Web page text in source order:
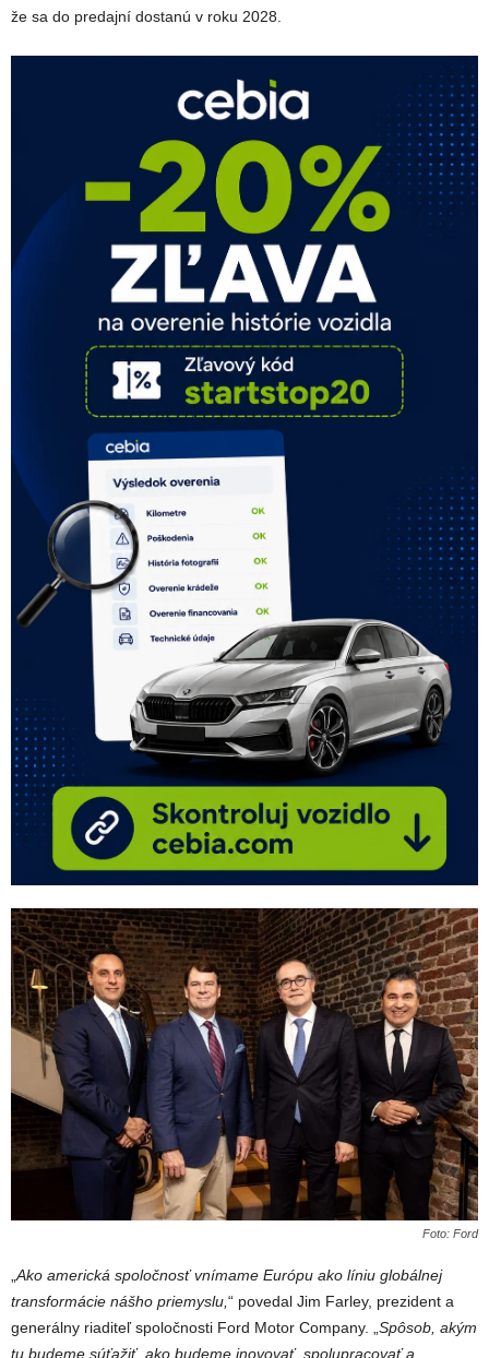
že sa do predajní dostanú v roku 2028.
Foto: Ford
Ako americká spoločnosť vnímame Európu ako líniu globálnej
transformácie nášho priemyslu, “ povedal Jim Farley, prezident a
generálny riaditeľ spoločnosti Ford Motor Company. „ Spôsob, akým
tu budeme súťažiť, ako budeme inovovať, spolupracovať a